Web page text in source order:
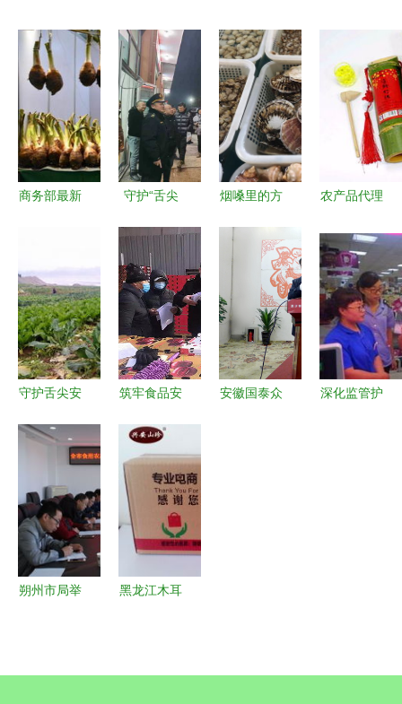
商务部最新
与生产资料
价格双双回
落
守护“舌尖
河北全省夜
查保春节放
心肉上市
烟嗓里的方
海吉星蔬菜
农产品代理
产品代理加
盟批发市
场,农产品
代理加盟价
格信息 阿
德采购网
守护舌尖安
开展双节农
全专项抽检
行动
筑牢食品安
尚市场监管
所开展进口
食用农产品
专项检查
安徽国泰众
深化监管护
朔州市局举
黑龙江木耳